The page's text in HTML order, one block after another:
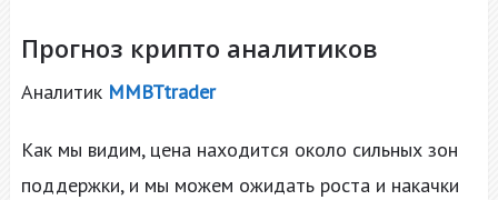
Прогноз крипто аналитиков
Аналитик MMBTtrader
Как мы видим, цена находится около сильных зон
поддержки, и мы можем ожидать роста и накачки